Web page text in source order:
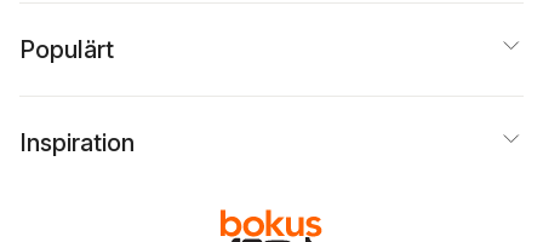
Populärt
Inspiration